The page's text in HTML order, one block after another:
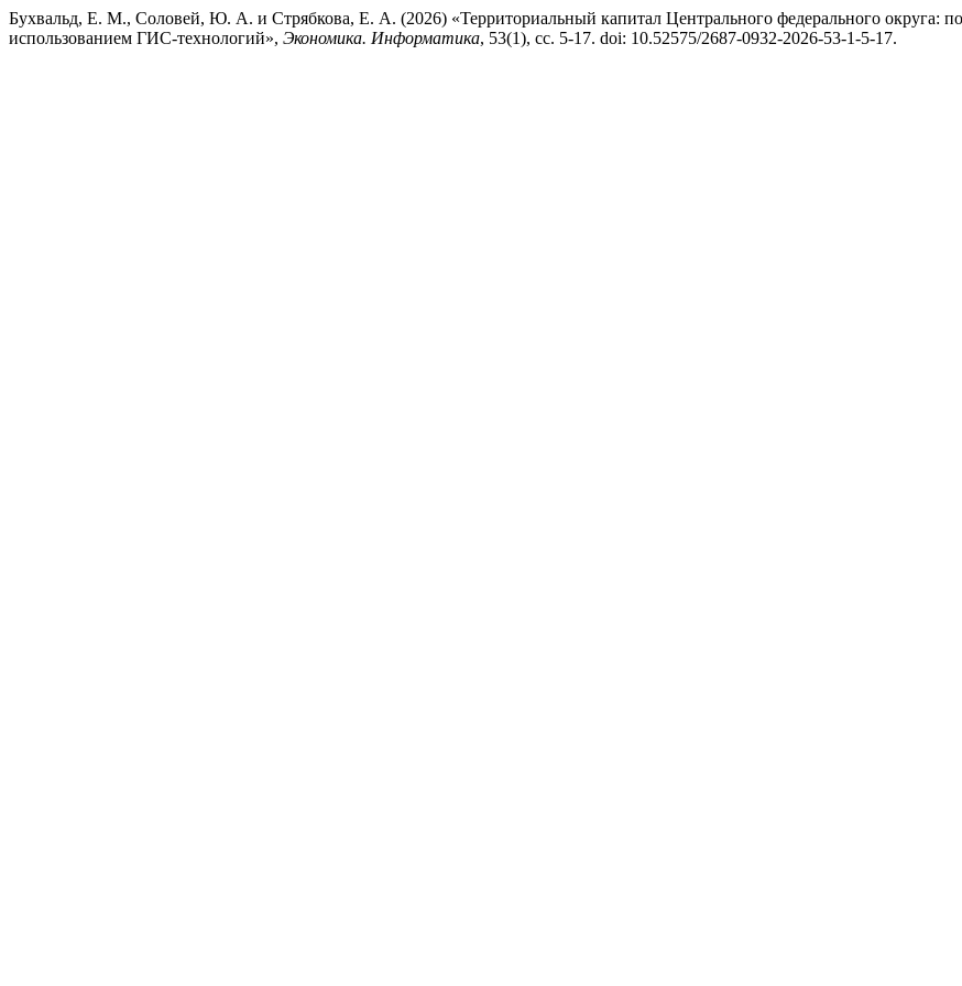
Бухвальд, Е. М., Соловей, Ю. А. и Стрябкова, Е. А. (2026) «Территориальный капитал Центрального федерального округа:
использованием ГИС-технологий», Экономика. Информатика, 53(1), сс. 5-17. doi: 10.52575/2687-0932-2026-53-1-5-17.